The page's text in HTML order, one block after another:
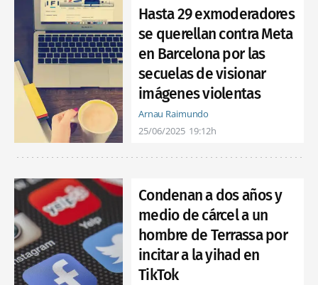
Hasta 29 exmoderadores
se querellan contra Meta
en Barcelona por las
secuelas de visionar
imágenes violentas
Arnau Raimundo
25/06/2025 19:12h
Condenan a dos años y
medio de cárcel a un
hombre de Terrassa por
incitar a la yihad en
TikTok